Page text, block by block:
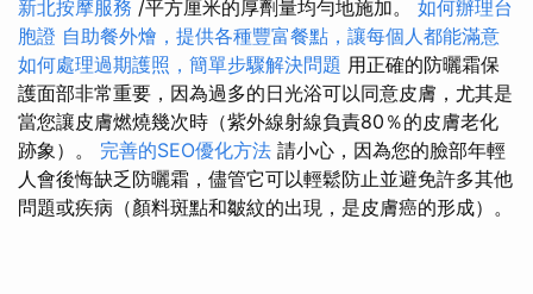
新北按摩服務 /平方厘米的厚劑量均勻地施加。 如何辦理台
胞證 自助餐外燴，提供各種豐富餐點，讓每個人都能滿意
如何處理過期護照，簡單步驟解決問題 用正確的防曬霜保
護面部非常重要，因為過多的日光浴可以同意皮膚，尤其是
當您讓皮膚燃燒幾次時（紫外線射線負責80％的皮膚老化
跡象）。 完善的SEO優化方法 請小心，因為您的臉部年輕
人會後悔缺乏防曬霜，儘管它可以輕鬆防止並避免許多其他
問題或疾病（顏料斑點和皺紋的出現，是皮膚癌的形成）。